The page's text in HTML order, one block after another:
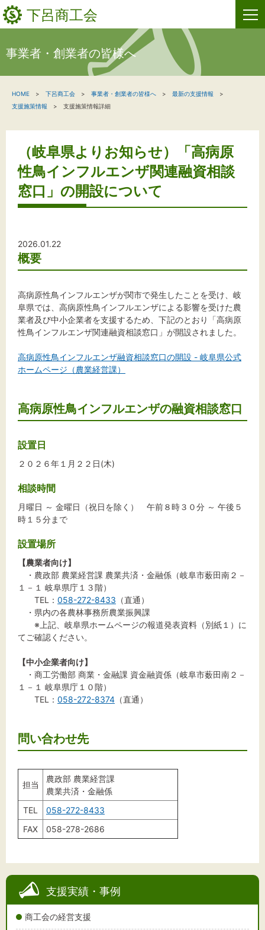
下呂商工会
新着情報
関係機関の方へ
下呂商工会について
お問い合わせ
標準 拡大
背景色
黒 白 黄
事業者・創業者の皆様へ
支援実績・事例
商工会の経営支援
HOME 下呂商工会 事業者・創業者の皆様へ
最新の支援情報
支援施策情報
支援施策情報詳細
（岐阜県よりお知らせ）「高病原
性鳥インフルエンザ関連融資相談
窓口」の開設について
2026.01.22
概要
高病原性鳥インフルエンザが関市で発生したことを受け、岐
阜県では、高病原性鳥インフルエンザによる影響を受けた農
業者及び中小企業者を支援するため、下記のとおり「高病原
性鳥インフルエンザ関連融資相談窓口」が開設されました。
高病原性鳥インフルエンザ融資相談窓口の開設 - 岐阜県公式
ホームページ（農業経営課）
高病原性鳥インフルエンザの融資相談窓口
設置日
２０２６年１月２２日(木)
相談時間
月曜日 ～ 金曜日（祝日を除く） 午前８時３０分 ～ 午後５
時１５分まで
設置場所
【農業者向け】
・農政部 農業経営課 農業共済・金融係（岐阜市薮田南２－
１－１ 岐阜県庁１３階）
TEL： 058-272-8433 （直通）
・県内の各農林事務所農業振興課
※上記、岐阜県ホームページの報道発表資料（別紙１）に
てご確認ください。
【中小企業者向け】
・商工労働部 商業・金融課 資金融資係（岐阜市薮田南２－
１－１ 岐阜県庁１０階）
TEL： 058-272-8374 （直通）
問い合わせ先
担当
農政部 農業経営課
農業共済・金融係
TEL
058-272-8433
FAX
058-278-2686